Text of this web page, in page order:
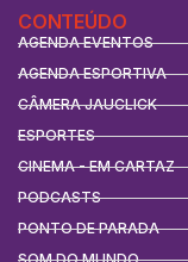
CONTEÚDO
AGENDA EVENTOS
AGENDA ESPORTIVA
CÂMERA JAUCLICK
ESPORTES
CINEMA - EM CARTAZ
PODCASTS
PONTO DE PARADA